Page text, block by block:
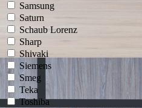
Samsung
Saturn
Schaub Lorenz
Sharp
Shivaki
Siemens
Smeg
Teka
Toshiba